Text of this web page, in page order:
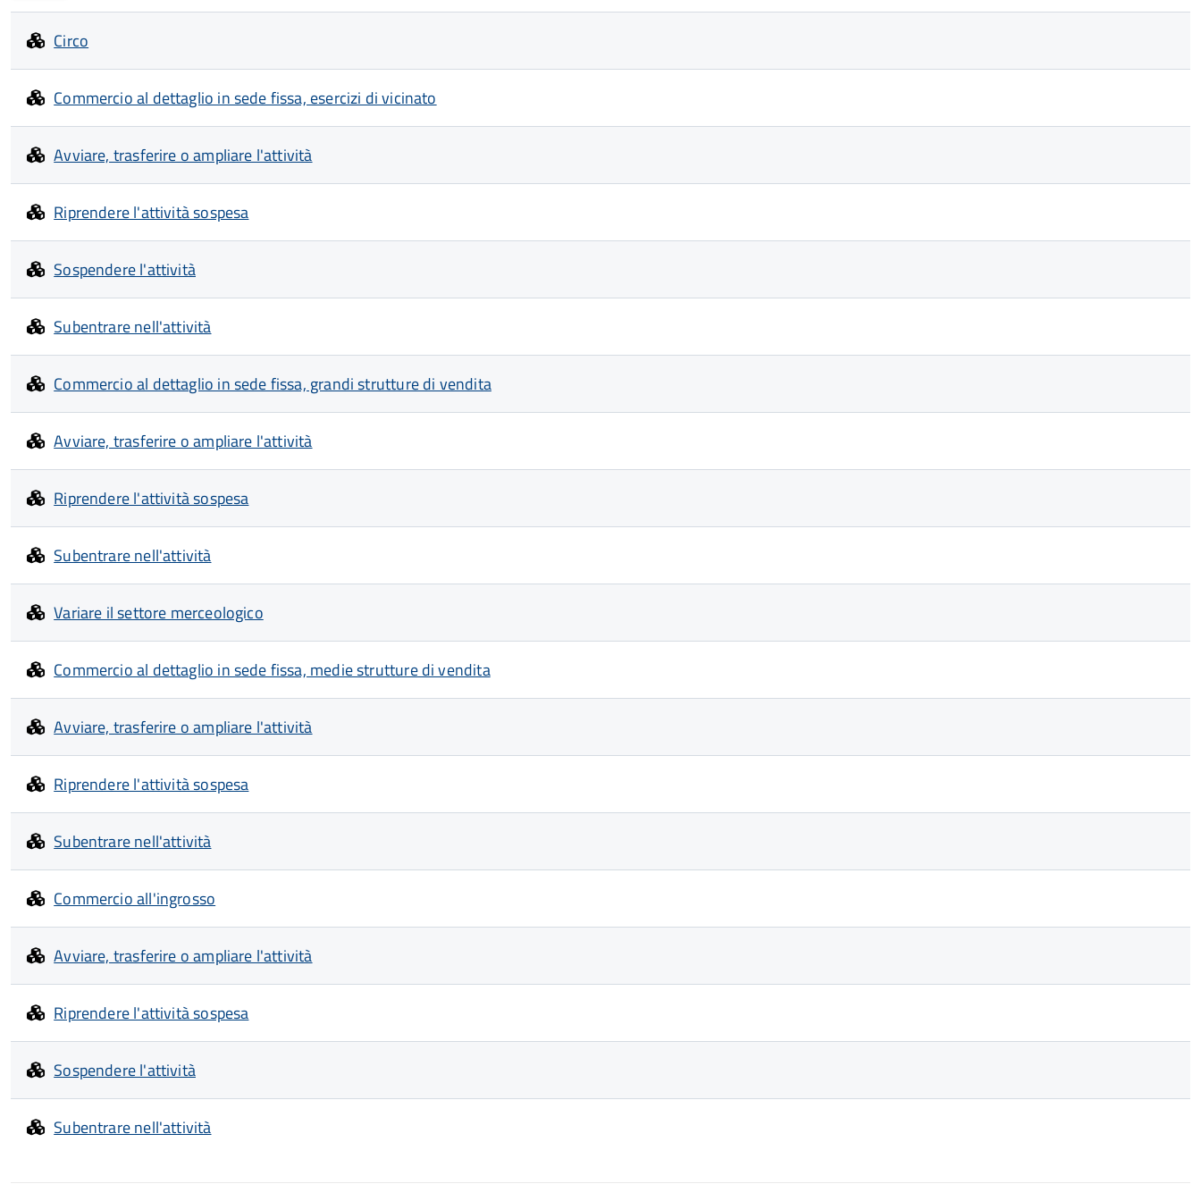
Circo
Commercio al dettaglio in sede fissa, esercizi di vicinato
Avviare, trasferire o ampliare l'attività
Riprendere l'attività sospesa
Sospendere l'attività
Subentrare nell'attività
Commercio al dettaglio in sede fissa, grandi strutture di vendita
Avviare, trasferire o ampliare l'attività
Riprendere l'attività sospesa
Subentrare nell'attività
Variare il settore merceologico
Commercio al dettaglio in sede fissa, medie strutture di vendita
Avviare, trasferire o ampliare l'attività
Riprendere l'attività sospesa
Subentrare nell'attività
Commercio all'ingrosso
Avviare, trasferire o ampliare l'attività
Riprendere l'attività sospesa
Sospendere l'attività
Subentrare nell'attività